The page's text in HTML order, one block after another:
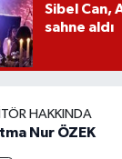
Sibel Can,
sahne aldı
HAKKINDA
Nur ÖZEK